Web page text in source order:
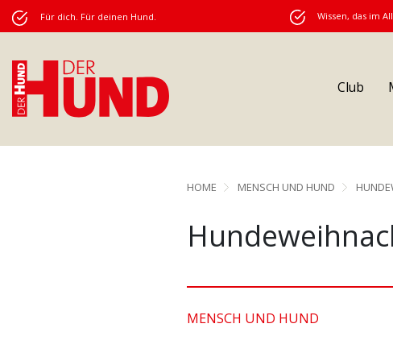
Für dich. Für deinen Hund. Wissen, das im
Club
HOME MENSCH UND HUND
MENSCH UND HUND